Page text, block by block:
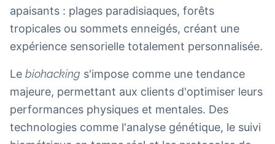
apaisants : plages paradisiaques, forêts
tropicales ou sommets enneigés, créant une
expérience sensorielle totalement personnalisée.
Le biohacking s'impose comme une tendance
majeure, permettant aux clients d'optimiser leurs
performances physiques et mentales. Des
technologies comme l'analyse génétique, le suivi